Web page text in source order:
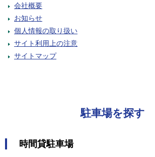
会社概要
お知らせ
個人情報の取り扱い
サイト利用上の注意
サイトマップ
駐車場を探す
時間貸駐車場